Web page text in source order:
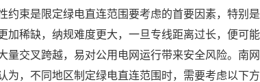
约束是限定绿电直连范围要考虑的首要因素，特别
加稀缺，纳规难度更大，一旦专线距离过长，便可
量交叉跨越，易对公用电网运行带来安全风险。南
为，不同地区制定绿电直连范围时，需要考虑以下方